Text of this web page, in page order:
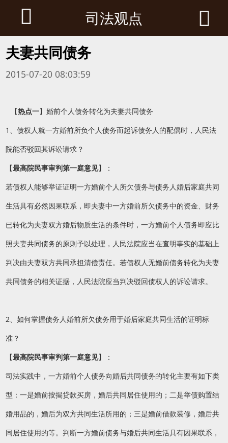
 司法观点 
夫妻共同债务
2015-07-20 08:03:59
【热点一】婚前个人债务转化为夫妻共同债务
1、债权人就一方婚前所负个人债务而起诉债务人的配偶时，人民法
院能否驳回其诉讼请求？
【最高院民事审判第一庭意见】：
若债权人能够举证证明一方婚前个人所欠债务与债务人婚后家庭共同
生活具有必然因果联系，即夫妻中一方婚前所欠债务中的资金、财务
已转化为夫妻双方婚后物质生活的条件时，一方婚前个人债务即应比
照夫妻共同债务的原则予以处理，人民法院应当在查明事实的基础上
判决由夫妻双方共同承担清偿责任。若债权人无婚前债务转化为夫妻
共同债务的相关证据，人民法院应当判决驳回债权人的诉讼请求。
2、如何掌握债务人婚前所欠债务用于婚后家庭共同生活的证明标
准？
【最高院民事审判第一庭意见】：
司法实践中，一方婚前个人债务向婚后共同债务的转化主要有如下类
型：一是婚前按揭贷款买房，婚后共同居住使用的；二是举债购置结
婚用品的，婚后为双方共同生活所用的；三是婚前借款装修，婚后共
同居住使用的等。判断一方婚前债务与婚后共同生活具有因果联系，